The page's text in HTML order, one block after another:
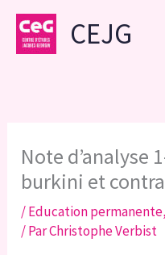
Aller
contenu
CEJG
Note d’analyse
burkini et
/Education permanente,
/ ParChristophe Verbist